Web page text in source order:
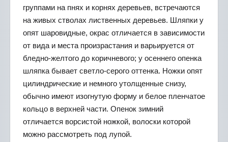
группами на пнях и корнях деревьев, встречаются
на живых стволах лиственных деревьев. Шляпки у
опят шаровидные, окрас отличается в зависимости
от вида и места произрастания и варьируется от
бледно-желтого до коричневого; у осеннего опенка
шляпка бывает светло-серого оттенка. Ножки опят
цилиндрические и немного утолщенные снизу,
обычно имеют изогнутую форму и белое пленчатое
кольцо в верхней части. Опенок зимний
отличается ворсистой ножкой, волоски которой
можно рассмотреть под лупой.